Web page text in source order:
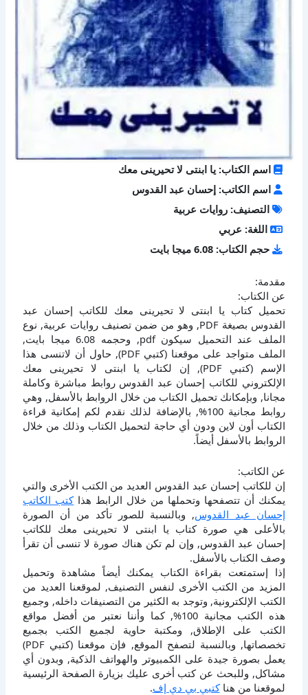
اسم الكتاب: يا ابنتى لا تحيرينى معك
اسم الكاتب: إحسان عبد القدوس
التصنيف: روايات عربية
اللغة: عربي
حجم الكتاب: 6.08 ميجا بايت
مقدمة:
عن الكتاب:
تحميل كتاب يا ابنتى لا تحيرينى معك للكاتب إحسان عبد
القدوس بصيغة PDF, وهو من ضمن تصنيف روايات عربية, نوع
الملف عند التحميل سيكون pdf, وحجمه 6.08 ميجا بايت,
الملف متواجد على موقعنا (كتبي PDF), حاول أن لاتنسى هذا
الإسم (كتبي PDF), إن لكتاب يا ابنتى لا تحيرينى معك
الإلكتروني للكاتب إحسان عبد القدوس روابط مباشرة وكاملة
مجانا, وبإمكانك تحميل الكتاب من خلال الروابط بالأسفل, وهي
روابط مجانية 100%, بالإضافة لذلك نقدم لكم إمكانية قراءة
الكتاب أون لاين ودون أي حاجة لتحميل الكتاب وذلك من خلال
الروابط بالأسفل أيضاً.
عن الكاتب:
إن للكاتب إحسان عبد القدوس العديد من الكتب الأخرى والتي
يمكنك أن تتصفحها وتحملها من خلال الرابط هذاكتب الكاتب
إحسان عبد القدوس, وبالنسبة للصور تأكد من أن الصورة
بالأعلى هي صورة كتاب يا ابنتى لا تحيرينى معك للكاتب
إحسان عبد القدوس, وإن لم تكن هناك صورة لا تنسى أن تقرأ
وصف الكتاب بالأسفل.
إذا إستمتعت بقراءة الكتاب يمكنك أيضاً مشاهدة وتحميل
المزيد من الكتب الأخرى لنفس التصنيف, لموقعنا العديد من
الكتب الإلكترونية, وتوجد به الكثير من التصنيفات داخله, وجميع
هذه الكتب مجانية 100%, كما وأننا نعتبر من أفضل مواقع
الكتب على الإطلاق, ومكتبة حاوية لجميع الكتب بجميع
تخصصاتها, وبالنسبة لتصفح الموقع, فإن موقعنا (كتبي PDF)
يعمل بصورة جيدة على الكمبيوتر والهواتف الذكية, وبدون أي
مشاكل, وللبحث عن كتب أخرى عليك بزيارة الصفحة الرئيسية
لموقعنا من هناكتبي بي دي إف.